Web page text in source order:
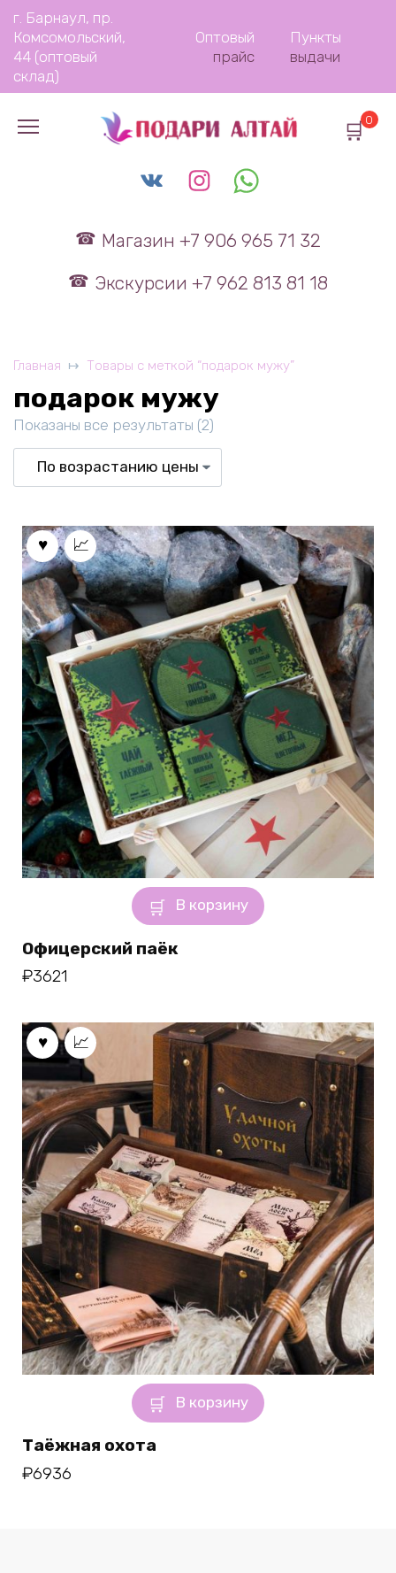
Перейти
содержанию
г. Барнаул, пр.
Комсомольский,
44 (оптовый
склад)
Оптовый
прайс
Пункты
выдачи
Магазин +7 906 965 71 32
Экскурсии +7 962 813 81 18
0
Главная Товары с меткой “подарок мужу”
подарок мужу
Показаны все результаты (2)
В корзину
Офицерский паёк
₽3621
В корзину
Таёжная охота
₽6936